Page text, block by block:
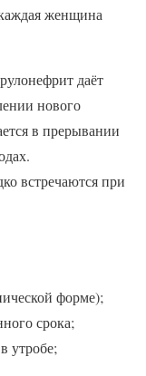
женщина
даёт
нового
в прерывании
встречаются при
форме);
срока;
утробе;